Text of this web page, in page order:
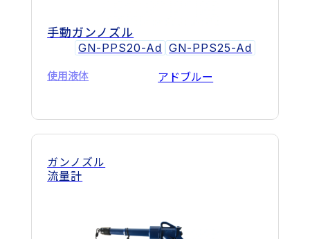
手動ガンノズル
GN-PPS20-Ad GN-PPS25-Ad
使用液体 アドブルー
ガンノズル
流量計